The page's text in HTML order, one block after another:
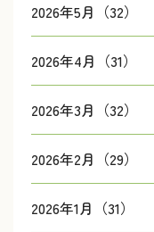
2026年5月（32）
2026年4月（31）
2026年3月（32）
2026年2月（29）
2026年1月（31）